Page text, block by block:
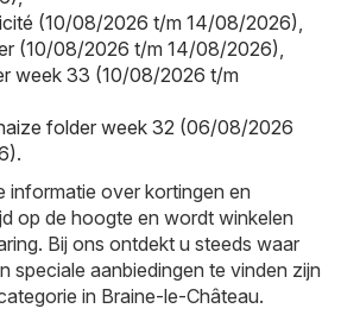
(10/08/2026 t/m 14/08/2026),
(10/08/2026 t/m 14/08/2026),
week 33 (10/08/2026 t/m
folder week 32 (06/08/2026
.
informatie over kortingen en
op de hoogte en wordt winkelen
Bij ons ontdekt u steeds waar
speciale aanbiedingen te vinden zijn
in Braine-le-Château.